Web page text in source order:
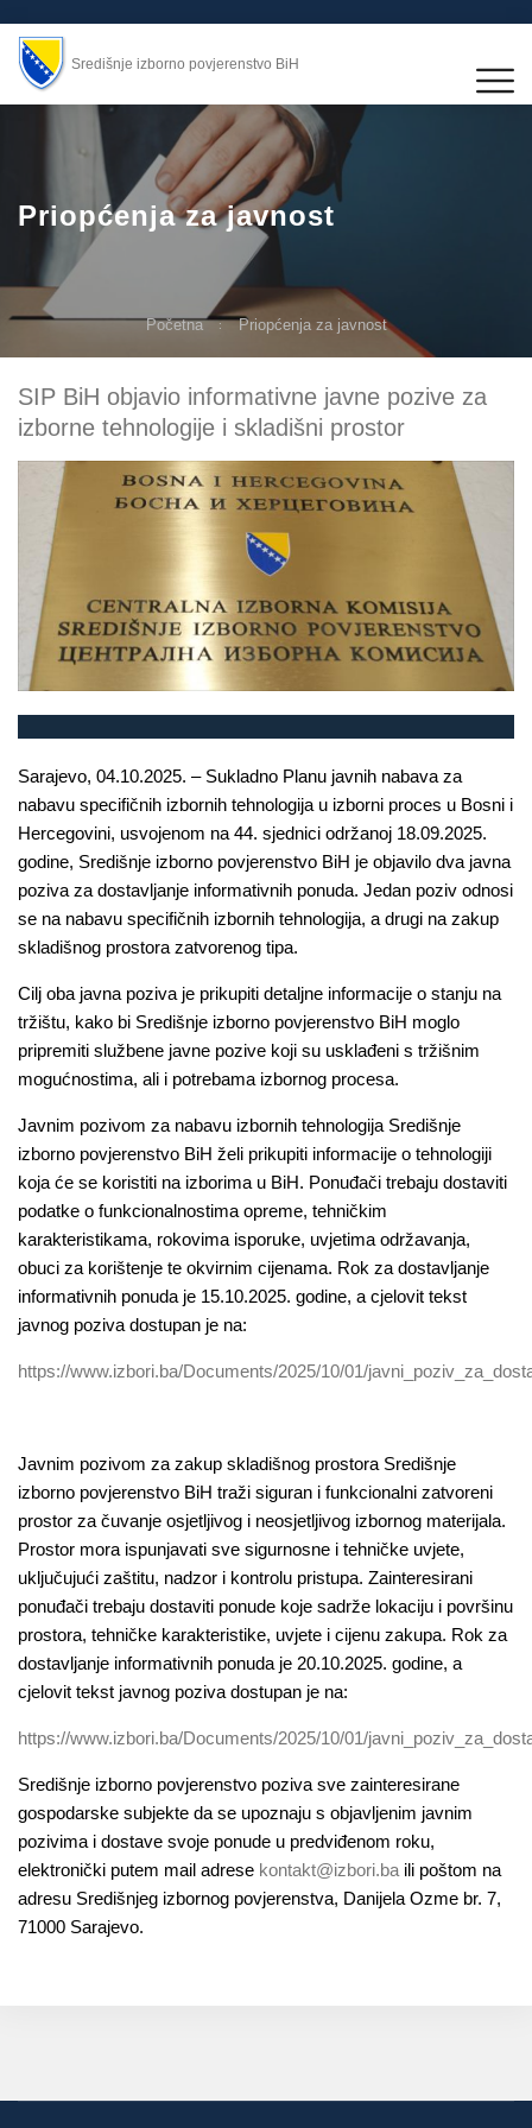
Središnje izborno povjerenstvo BiH
Priopćenja za javnost
Početna Priopćenja za javnost
SIP BiH objavio informativne javne pozive za
izborne tehnologije i skladišni prostor
Sarajevo, 04.10.2025. – Sukladno Planu javnih nabava za
nabavu specifičnih izbornih tehnologija u izborni proces u Bosni i
Hercegovini, usvojenom na 44. sjednici održanoj 18.09.2025.
godine, Središnje izborno povjerenstvo BiH je objavilo dva javna
poziva za dostavljanje informativnih ponuda. Jedan poziv odnosi
se na nabavu specifičnih izbornih tehnologija, a drugi na zakup
skladišnog prostora zatvorenog tipa.
Cilj oba javna poziva je prikupiti detaljne informacije o stanju na
tržištu, kako bi Središnje izborno povjerenstvo BiH moglo
pripremiti službene javne pozive koji su usklađeni s tržišnim
mogućnostima, ali i potrebama izbornog procesa.
Javnim pozivom za nabavu izbornih tehnologija Središnje
izborno povjerenstvo BiH želi prikupiti informacije o tehnologiji
koja će se koristiti na izborima u BiH. Ponuđači trebaju dostaviti
podatke o funkcionalnostima opreme, tehničkim
karakteristikama, rokovima isporuke, uvjetima održavanja,
obuci za korištenje te okvirnim cijenama. Rok za dostavljanje
informativnih ponuda je 15.10.2025. godine, a cjelovit tekst
javnog poziva dostupan je na:
https://www.izbori.ba/Documents/2025/10/01/
Javnim pozivom za zakup skladišnog prostora Središnje
izborno povjerenstvo BiH traži siguran i funkcionalni zatvoreni
prostor za čuvanje osjetljivog i neosjetljivog izbornog materijala.
Prostor mora ispunjavati sve sigurnosne i tehničke uvjete,
uključujući zaštitu, nadzor i kontrolu pristupa. Zainteresirani
ponuđači trebaju dostaviti ponude koje sadrže lokaciju i površinu
prostora, tehničke karakteristike, uvjete i cijenu zakupa. Rok za
dostavljanje informativnih ponuda je 20.10.2025. godine, a
cjelovit tekst javnog poziva dostupan je na:
https://www.izbori.ba/Documents/2025/10/01/
Središnje izborno povjerenstvo poziva sve zainteresirane
gospodarske subjekte da se upoznaju s objavljenim javnim
pozivima i dostave svoje ponude u predviđenom roku,
elektronički putem mail adrese kontakt@izbori.ba ili poštom na
adresu Središnjeg izbornog povjerenstva, Danijela Ozme br. 7,
71000 Sarajevo.